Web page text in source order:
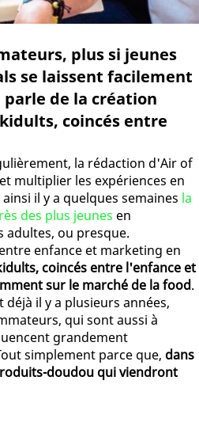
plus si jeunes
se laissent facilement
de la création
coincés entre
la rédaction d'Air of
multiplier les expériences en
il y a quelques semaines la
des plus jeunes en
adultes, ou presque.
enfance et marketing en
coincés entre l'enfance et
sur le marché de la food.
il y a plusieurs années,
qui sont aussi à
grandement
simplement parce que, dans
doudou qui viendront